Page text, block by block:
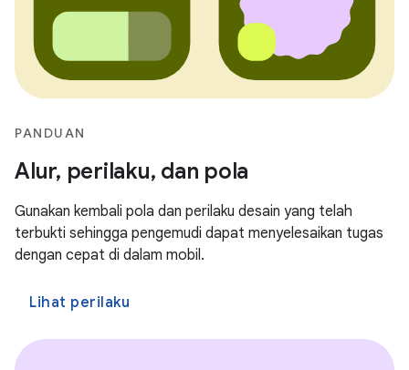
PANDUAN
Alur, perilaku, dan pola
Gunakan kembali pola dan perilaku desain yang telah
terbukti sehingga pengemudi dapat menyelesaikan tugas
dengan cepat di dalam mobil.
Lihat perilaku